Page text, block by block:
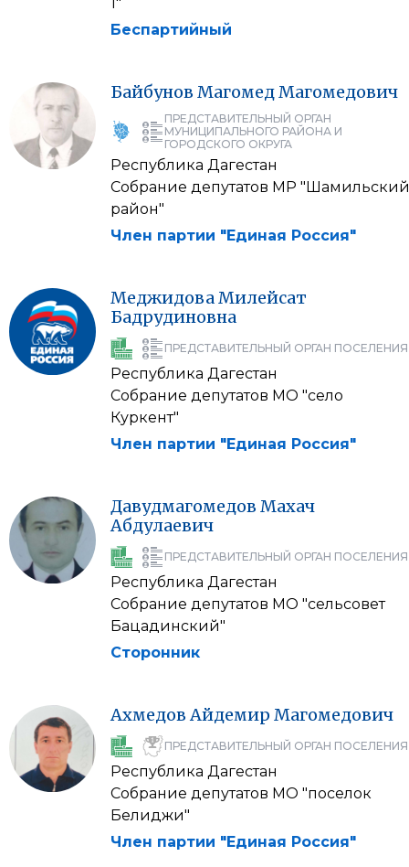
Беспартийный
Байбунов МагомедМагомедович
ПРЕДСТАВИТЕЛЬНЫЙ ОРГАН
МУНИЦИПАЛЬНОГО РАЙОНА И
ГОРОДСКОГО ОКРУГА
Республика Дагестан
Собрание депутатов МР "Шамильский
район"
Член партии "Единая Россия"
МеджидоваМилейсат
Бадрудиновна
ПРЕДСТАВИТЕЛЬНЫЙ ОРГАН ПОСЕЛЕНИЯ
Республика Дагестан
Собрание депутатов МО "село
Куркент"
Член партии "Единая Россия"
Давудмагомедов Махач
Абдулаевич
ПРЕДСТАВИТЕЛЬНЫЙ ОРГАН ПОСЕЛЕНИЯ
Республика Дагестан
Собрание депутатов МО "сельсовет
Бацадинский"
Сторонник
Ахмедов Айдемир Магомедович
ПРЕДСТАВИТЕЛЬНЫЙ ОРГАН ПОСЕЛЕНИЯ
Республика Дагестан
Собрание депутатов МО "поселок
Белиджи"
Член партии "Единая Россия"